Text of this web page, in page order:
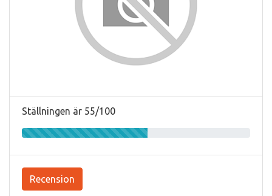
Ställningen är 55/100
Recension